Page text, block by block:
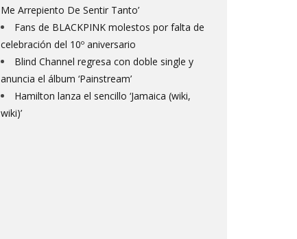
Me Arrepiento De Sentir Tanto’
Fans de BLACKPINK molestos por falta de
celebración del 10º aniversario
Blind Channel regresa con doble single y
anuncia el álbum ‘Painstream’
Hamilton lanza el sencillo ‘Jamaica (wiki,
wiki)’